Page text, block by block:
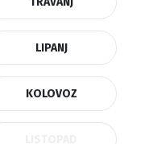
LIPANJ
KOLOVOZ